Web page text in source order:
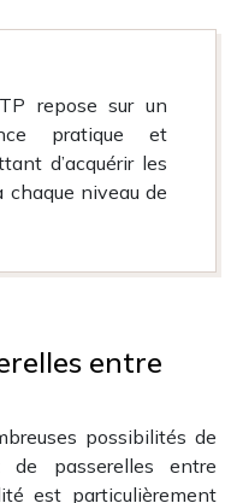
repose sur un
pratique et
d’acquérir les
chaque niveau de
entre
possibilités de
passerelles entre
est particulièrement